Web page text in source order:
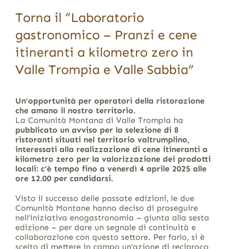
Torna il “Laboratorio
gastronomico – Pranzi e cene
itineranti a kilometro zero in
Valle Trompia e Valle Sabbia”
Un’opportunità per operatori della ristorazione
che amano il nostro territorio.
La Comunità Montana di Valle Trompia ha
pubblicato un avviso per la selezione di 8
ristoranti situati nel territorio valtrumplino,
interessati alla realizzazione di cene itineranti a
kilometro zero per la valorizzazione dei prodotti
locali: c’è tempo fino a venerdì 4 aprile 2025 alle
ore 12.00 per candidarsi.
Visto il successo delle passate edizioni, le due
Comunità Montane hanno deciso di proseguire
nell’iniziativa enogastronomia – giunta alla sesta
edizione – per dare un segnale di continuità e
collaborazione con questo settore. Per farlo, si è
scelto di mettere in campo un’azione di reciproco